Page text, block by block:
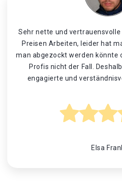
Sehr nette und
Preisen Arbeiten, leider hat
man abgezockt werden könnte
Profis nicht der Fall.
engagierte und
Elsa